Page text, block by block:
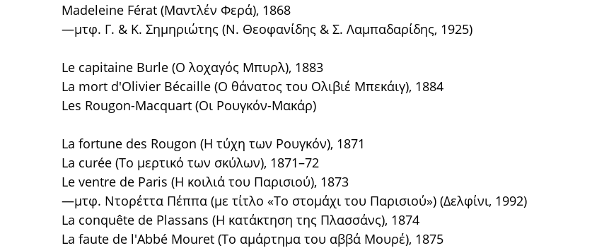
Madeleine Férat (Μαντλέν Φερά), 1868
—μτφ. Γ. & Κ. Σημηριώτης (Ν. Θεοφανίδης & Σ. Λαμπαδαρίδης, 1925)
Le capitaine Burle (Ο λοχαγός Μπυρλ), 1883
La mort d'Olivier Bécaille (Ο θάνατος του Ολιβιέ Μπεκάιγ), 1884
Les Rougon-Macquart (Οι Ρουγκόν-Μακάρ)
La fortune des Rougon (Η τύχη των Ρουγκόν), 1871
La curée (Το μερτικό των σκύλων), 1871–72
Le ventre de Paris (Η κοιλιά του Παρισιού), 1873
—μτφ. Ντορέττα Πέππα (με τίτλο «Το στομάχι του Παρισιού») (Δελφίνι, 1992)
La conquête de Plassans (Η κατάκτηση της Πλασσάνς), 1874
La faute de l'Abbé Mouret (Το αμάρτημα του αββά Μουρέ), 1875